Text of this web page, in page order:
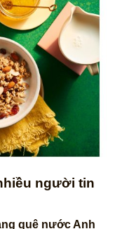
người tin
quê nước Anh